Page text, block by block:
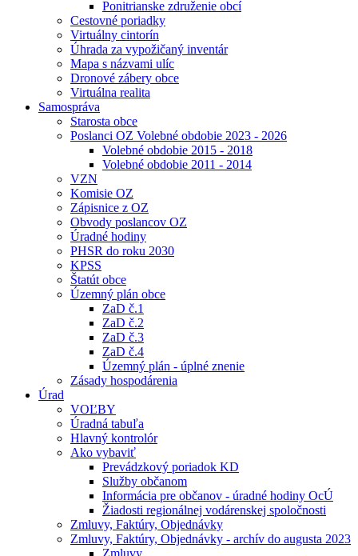
Ponitrianske združenie obcí
Cestovné poriadky
Virtuálny cintorín
Úhrada za vypožičaný inventár
Mapa s názvami ulíc
Dronové zábery obce
Virtuálna realita
Samospráva
Starosta obce
Poslanci OZ Volebné obdobie 2023 - 2026
Volebné obdobie 2015 - 2018
Volebné obdobie 2011 - 2014
VZN
Komisie OZ
Zápisnice z OZ
Obvody poslancov OZ
Úradné hodiny
PHSR do roku 2030
KPSS
Štatút obce
Územný plán obce
ZaD č.1
ZaD č.2
ZaD č.3
ZaD č.4
Územný plán - úplné znenie
Zásady hospodárenia
Úrad
VOĽBY
Úradná tabuľa
Hlavný kontrolór
Ako vybaviť
Prevádzkový poriadok KD
Služby občanom
Informácia pre občanov - úradné hodiny OcÚ
Žiadosti regionálnej vodárenskej spoločnosti
Zmluvy, Faktúry, Objednávky
Zmluvy, Faktúry, Objednávky - archív do augusta 2023
Zmluvy